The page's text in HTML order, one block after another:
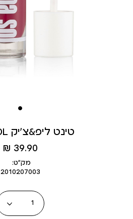
NOA SOL טינט ליפ&צ’יק
מחיר
מוצר
39.90 ₪
מק״ט:
2010207003
כמות